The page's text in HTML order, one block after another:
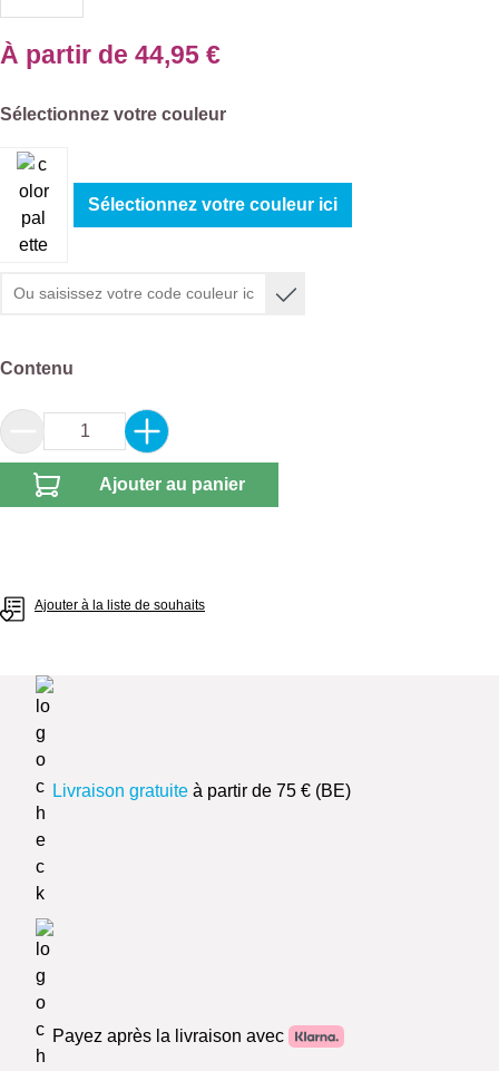
À partir de 44,95 €
Sélectionnez
Sélectionnez votre couleur
Sélectionnez votre couleur ici
Sélectionnez
Contenu
Quantité de produit : Entrez la quantité
Ajouter au panier
Ajouter à la liste de souhaits
Livraison gratuite à partir de 75 € (BE)
Payez après la livraison avec